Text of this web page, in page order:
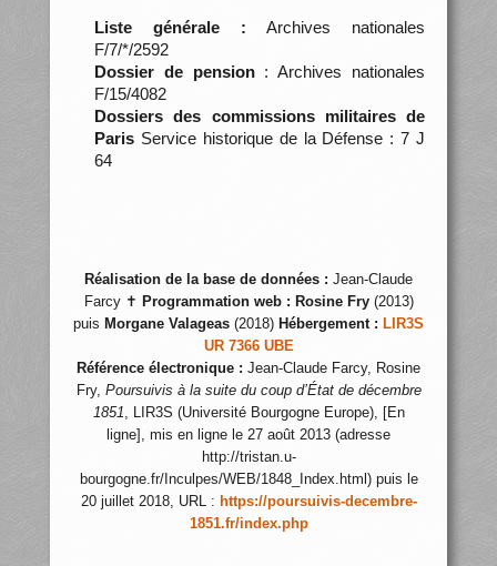
Liste générale : Archives nationales
F/7/*/2592
Dossier de pension: Archives nationales
F/15/4082
Dossiers des commissions militaires de
ParisService historique de la Défense : 7 J
64
Réalisation de la base de données : Jean-Claude
Farcy ✝ Programmation web : Rosine Fry(2013)
puis Morgane Valageas (2018) Hébergement : LIR3S
UR 7366 UBE
Référence électronique : Jean-Claude Farcy, Rosine
Fry, Poursuivis à la suite du coup d’État de décembre
1851, LIR3S (Université Bourgogne Europe), [En
ligne], mis en ligne le 27 août 2013 (adresse
http://tristan.u-
bourgogne.fr/Inculpes/WEB/1848_Index.html) puis le
20 juillet 2018, URL : https://poursuivis-decembre-
1851.fr/index.php